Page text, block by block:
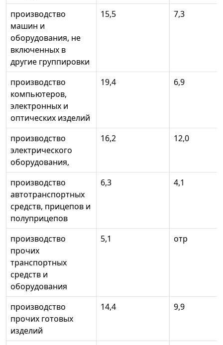
производство
машин и
оборудования, не
включенных в
другие группировки
15,5 7,3
производство
компьютеров,
электронных и
оптических изделий
19,4 6,9
производство
электрического
оборудования,
16,2 12,0
производство
автотранспортных
средств, прицепов и
полуприцепов
6,3 4,1
производство
прочих
транспортных
средств и
оборудования
5,1 отр
производство
прочих готовых
изделий
14,4 9,9